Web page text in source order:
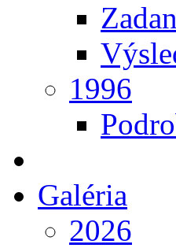
1996
Galéria
2026